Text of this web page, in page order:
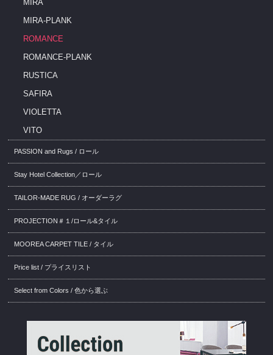
MIRA
MIRA-PLANK
ROMANCE
ROMANCE-PLANK
RUSTICA
SAFIRA
VIOLETTA
VITO
PASSION and Rugs / ロール
Stay Hotel Collection／ロール
TAILOR-MADE RUG / オーダーラグ
PROJECTION＃１/ロール&タイル
MOOREA CARPET TILE / タイル
Price list / プライスリスト
Select from Colors / 色から選ぶ